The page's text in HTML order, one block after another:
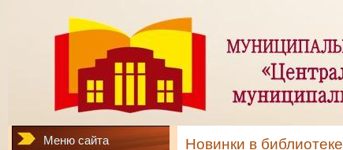
Меню сайта Новинки в библиотеке